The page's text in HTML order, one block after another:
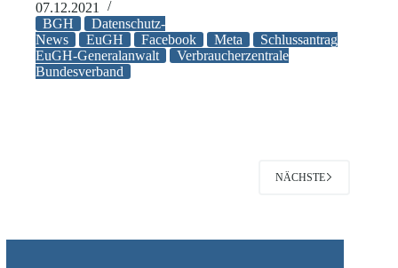
sind
bei
Verletzungen
des
Schutzes
07.12.2021
BGH
Datenschutz-
News
EuGH Facebook Meta
Schlussantrag
EuGH-Generalanwalt
Verbraucherzentrale
Bundesverband
NÄCHSTE